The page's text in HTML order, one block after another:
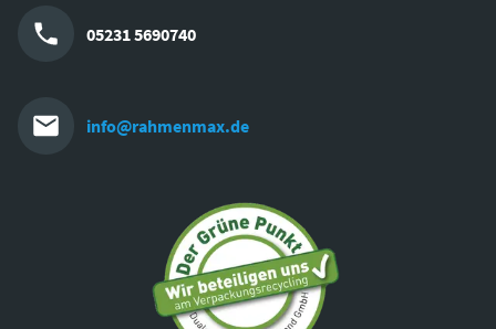
05231 5690740
info@rahmenmax.de